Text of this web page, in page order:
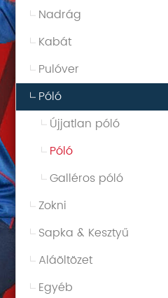
Nadrág
Kabát
Pulóver
Póló
Újjatlan póló
Póló
Galléros póló
Zokni
Sapka & Kesztyű
Aláöltözet
Egyéb